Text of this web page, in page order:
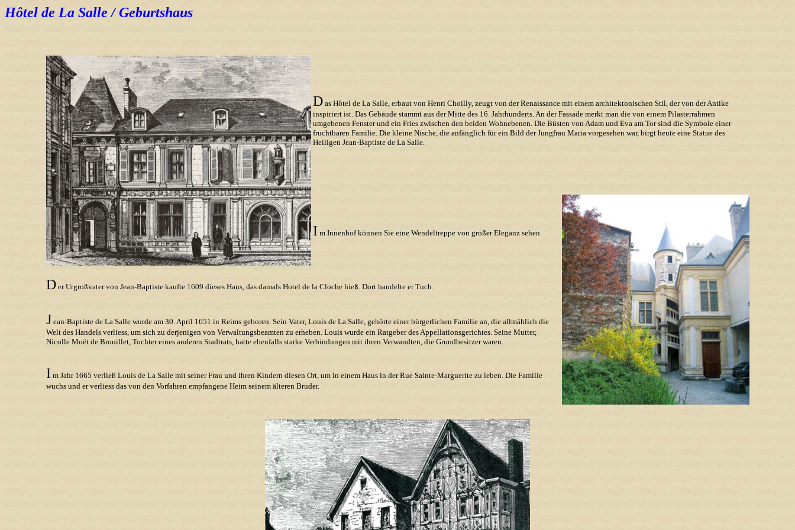
Hôtel de La Salle / Geburtshaus
Das Hôtel de La Salle, erbaut von Henri Choilly, zeugt von der Renaissance mit einem architektonischen Stil, der von der Antike
inspiriert ist. Das Gebäude stammt aus der Mitte des 16. Jahrhunderts. An der Fassade merkt man die von einem Pilasterrahmen
umgebenen Fenster und ein Fries zwischen den beiden Wohnebenen. Die Büsten von Adam und Eva am Tor sind die Symbole einer
fruchtbaren Familie. Die kleine Nische, die anfänglich für ein Bild der Jungfrau Maria vorgesehen war, birgt heute eine Statue des
Heiligen Jean-Baptiste de La Salle.
I m Innenhof können Sie eine Wendeltreppe von großer Eleganz sehen.
Der Urgroßvater von Jean-Baptiste kaufte 1609 dieses Haus, das damals Hotel de la Cloche hieß. Dort handelte er Tuch.
J ean-Baptiste de La Salle wurde am 30. April 1651 in Reims geboren. Sein Vater, Louis de La Salle, gehörte einer bürgerlichen Familie an, die allmählich die
Welt des Handels verliess, um sich zu derjenigen von Verwaltungsbeamten zu erheben. Louis wurde ein Ratgeber des Appellationsgerichtes. Seine Mutter,
Nicolle Moët de Brouillet, Tochter eines anderen Stadtrats, hatte ebenfalls starke Verbindungen mit ihren Verwandten, die Grundbesitzer waren.
I m Jahr 1665 verließ Louis de La Salle mit seiner Frau und ihren Kindern diesen Ort, um in einem Haus in der Rue Sainte-Marguerite zu leben. Die Familie
wuchs und er verliess das von den Vorfahren empfangene Heim seinem älteren Bruder.